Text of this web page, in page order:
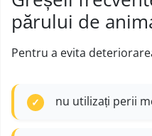
părului de
Pentru a evita
nu utilizați perii